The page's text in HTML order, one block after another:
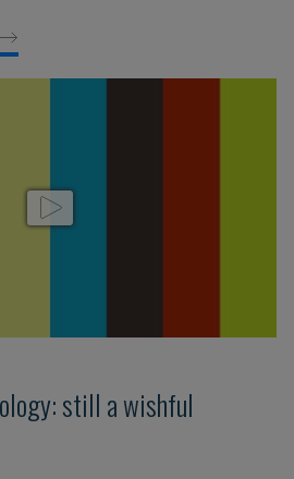
still a wishful